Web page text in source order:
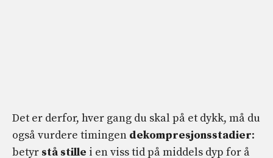
Det er derfor, hver gang du skal på et dykk, må du
også vurdere timingen dekompresjonsstadier:
betyr stå stille i en viss tid på middels dyp for å